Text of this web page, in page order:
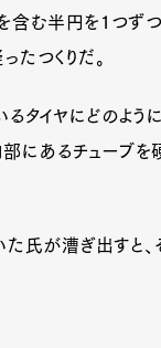
含む半円を1つず
たつくりだ。
るタイヤにどのよ
部にあるチューブ
氏が漕ぎ出すと、